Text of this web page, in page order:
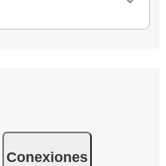
Conexiones